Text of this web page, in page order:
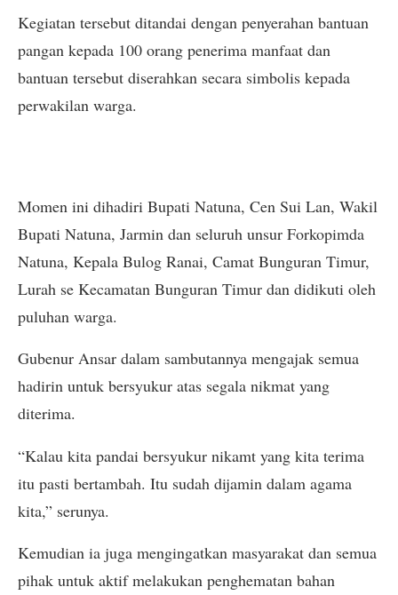
Kegiatan tersebut ditandai dengan penyerahan bantuan
pangan kepada 100 orang penerima manfaat dan
bantuan tersebut diserahkan secara simbolis kepada
perwakilan warga.
Momen ini dihadiri Bupati Natuna, Cen Sui Lan, Wakil
Bupati Natuna, Jarmin dan seluruh unsur Forkopimda
Natuna, Kepala Bulog Ranai, Camat Bunguran Timur,
Lurah se Kecamatan Bunguran Timur dan didikuti oleh
puluhan warga.
Gubenur Ansar dalam sambutannya mengajak semua
hadirin untuk bersyukur atas segala nikmat yang
diterima.
“Kalau kita pandai bersyukur nikamt yang kita terima
itu pasti bertambah. Itu sudah dijamin dalam agama
kita,” serunya.
Kemudian ia juga mengingatkan masyarakat dan semua
pihak untuk aktif melakukan penghematan bahan